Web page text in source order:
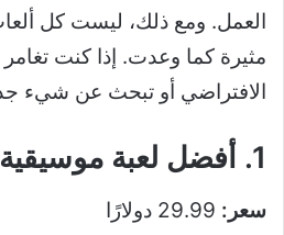
العمل. ومع ذلك، ليست كل
مثيرة كما وعدت. إذا كنت تغامر
الافتراضي أو تبحث عن شيء
1. أفضل لعبة موسيقية: Beat Saber
سعر: 29.99 دولارًا